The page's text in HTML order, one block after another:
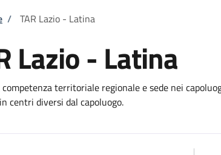
di pane
/ TAR Lazio - Latina
Lazio - Latina
competenza territoriale regionale e sede nei
centri diversi dal capoluogo.